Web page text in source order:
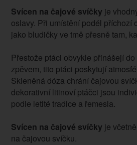
Svícen na čajové svíčky je
oslavy. Při umístění podél příchozí
jako bludičky ve tmě přesně tam,
Přestože ptáci obvykle přinášejí
zpěvem, tito ptáci poskytují
Skleněná dóza chrání čajovou
dekorativní litinoví ptáčci jsou
podle letité tradice a řemesla.
Svícen na čajové svíčky je
na čajovou svíčku.